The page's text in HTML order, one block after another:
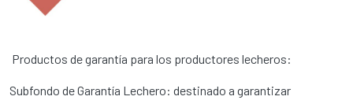
Productos de garantía para los productores lecheros:
Subfondo de Garantía Lechero: destinado a garantizar